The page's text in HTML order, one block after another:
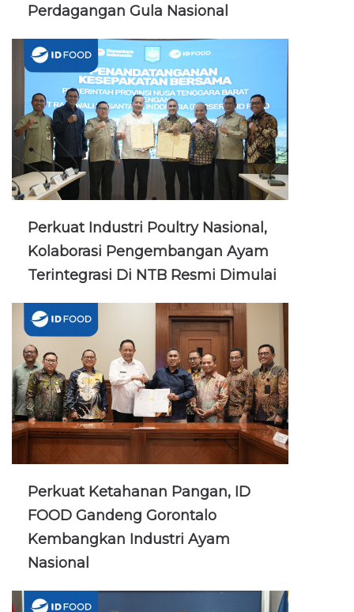
Perdagangan Gula Nasional
Perkuat Industri Poultry Nasional,
Kolaborasi Pengembangan Ayam
Terintegrasi Di NTB Resmi Dimulai
Perkuat Ketahanan Pangan, ID
FOOD Gandeng Gorontalo
Kembangkan Industri Ayam
Nasional